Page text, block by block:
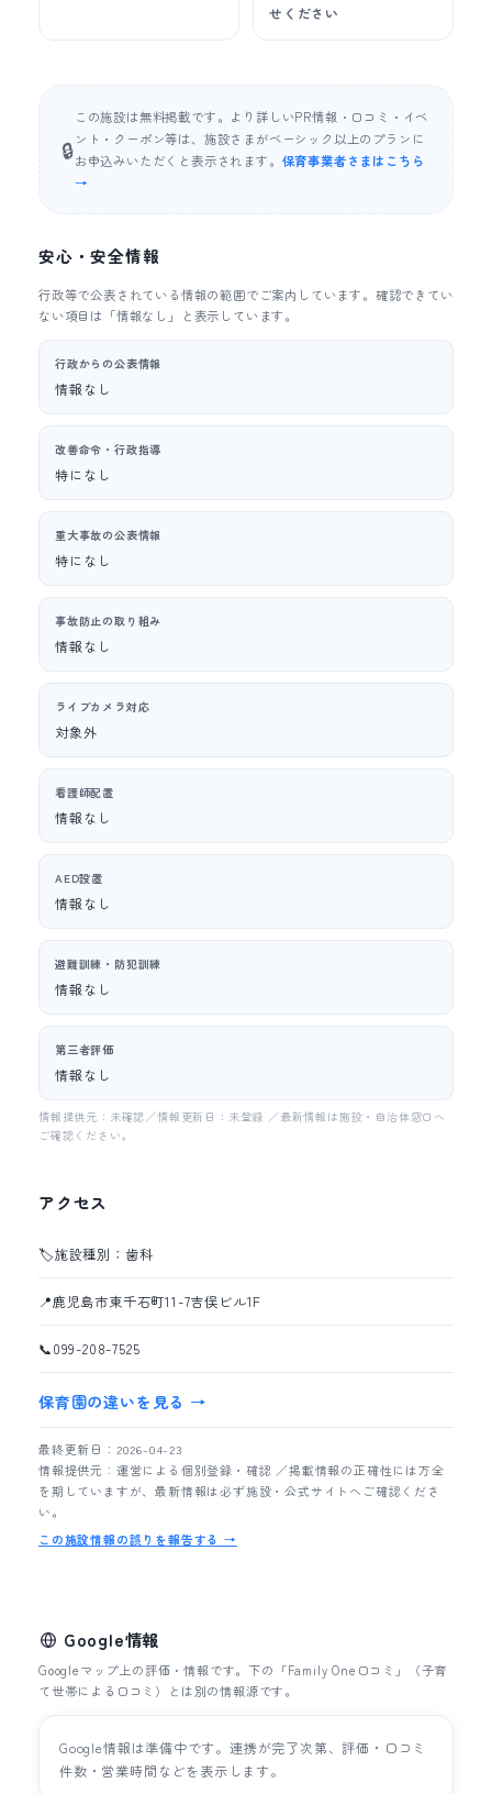
せください
🔒
この施設は無料掲載です。より詳しいPR情報・口コミ・イベ
ント・クーポン等は、施設さまがベーシック以上のプランに
お申込みいただくと表示されます。 保育事業者さまはこちら
→
安心・安全情報
行政等で公表されている情報の範囲でご案内しています。確認できてい
ない項目は「情報なし」と表示しています。
行政からの公表情報
情報なし
改善命令・行政指導
特になし
重大事故の公表情報
特になし
事故防止の取り組み
情報なし
ライブカメラ対応
対象外
看護師配置
情報なし
AED設置
情報なし
避難訓練・防犯訓練
情報なし
第三者評価
情報なし
情報提供元：未確認／情報更新日：未登録 ／最新情報は施設・自治体窓口へ
ご確認ください。
アクセス
🏷️施設種別：歯科
📍鹿児島市東千石町11-7吉俣ビル1F
📞099-208-7525
保育園の違いを見る →
最終更新日：2026-04-23
情報提供元：運営による個別登録・確認 ／掲載情報の正確性には万全
を期していますが、最新情報は必ず施設・公式サイトへご確認くださ
い。
この施設情報の誤りを報告する →
Google情報
Googleマップ上の評価・情報です。下の「Family One口コミ」（子育
て世帯による口コミ）とは別の情報源です。
Google情報は準備中です。連携が完了次第、評価・口コミ
件数・営業時間などを表示します。